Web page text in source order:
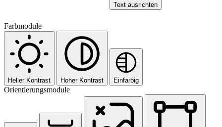
Text ausrichten
Farbmodule
Heller Kontrast Hoher Kontrast Einfarbig
Orientierungsmodule